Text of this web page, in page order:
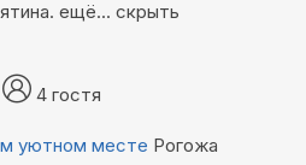
ещё... скрыть
4 гостя
уютном месте Рогожа